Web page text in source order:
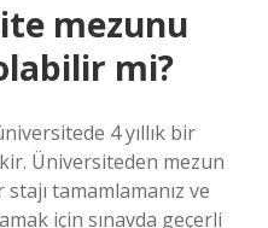
mezunu
mi?
4 yıllık bir
Üniversiteden mezun
tamamlamanız ve
için sınavda geçerli